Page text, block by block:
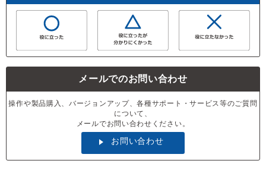
メールでのお問い合わせ
操作や製品購入、バージョンアップ、各種サポート・サービス等のご質問
について、
メールでお問い合わせください。
お問い合わせ